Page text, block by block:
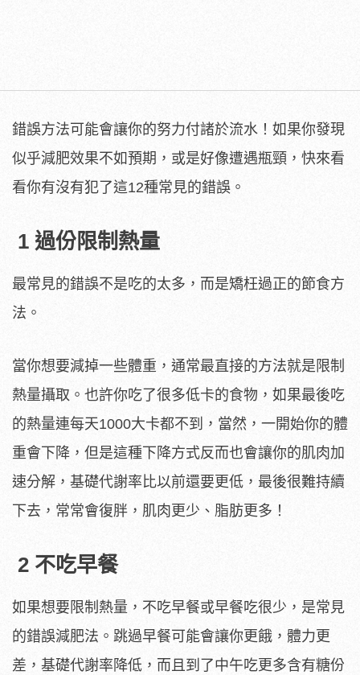
錯誤方法可能會讓你的努力付諸於流水！如果你發現
似乎減肥效果不如預期，或是好像遭遇瓶頸，快來看
看你有沒有犯了這12種常見的錯誤。
1 過份限制熱量
最常見的錯誤不是吃的太多，而是矯枉過正的節食方
法。
當你想要減掉一些體重，通常最直接的方法就是限制
熱量攝取。也許你吃了很多低卡的食物，如果最後吃
的熱量連每天1000大卡都不到，當然，一開始你的體
重會下降，但是這種下降方式反而也會讓你的肌肉加
速分解，基礎代謝率比以前還要更低，最後很難持續
下去，常常會復胖，肌肉更少、脂肪更多！
2 不吃早餐
如果想要限制熱量，不吃早餐或早餐吃很少，是常見
的錯誤減肥法。跳過早餐可能會讓你更餓，體力更
差，基礎代謝率降低，而且到了中午吃更多含有糖份